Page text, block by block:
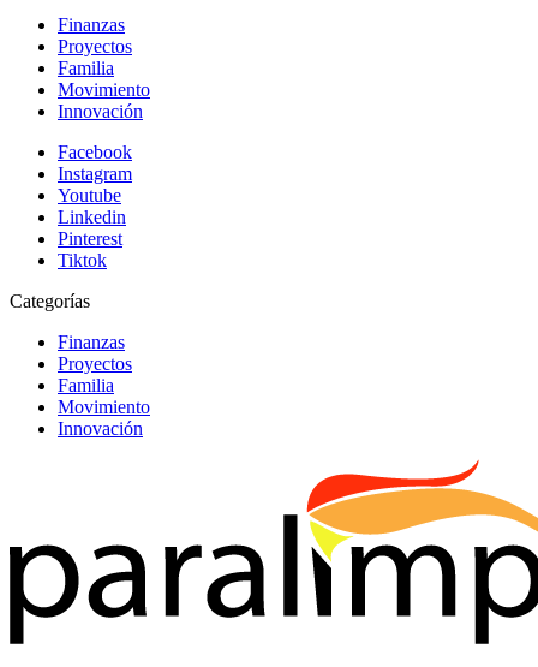
Finanzas
Proyectos
Familia
Movimiento
Innovación
Facebook
Instagram
Youtube
Linkedin
Pinterest
Tiktok
Categorías
Finanzas
Proyectos
Familia
Movimiento
Innovación